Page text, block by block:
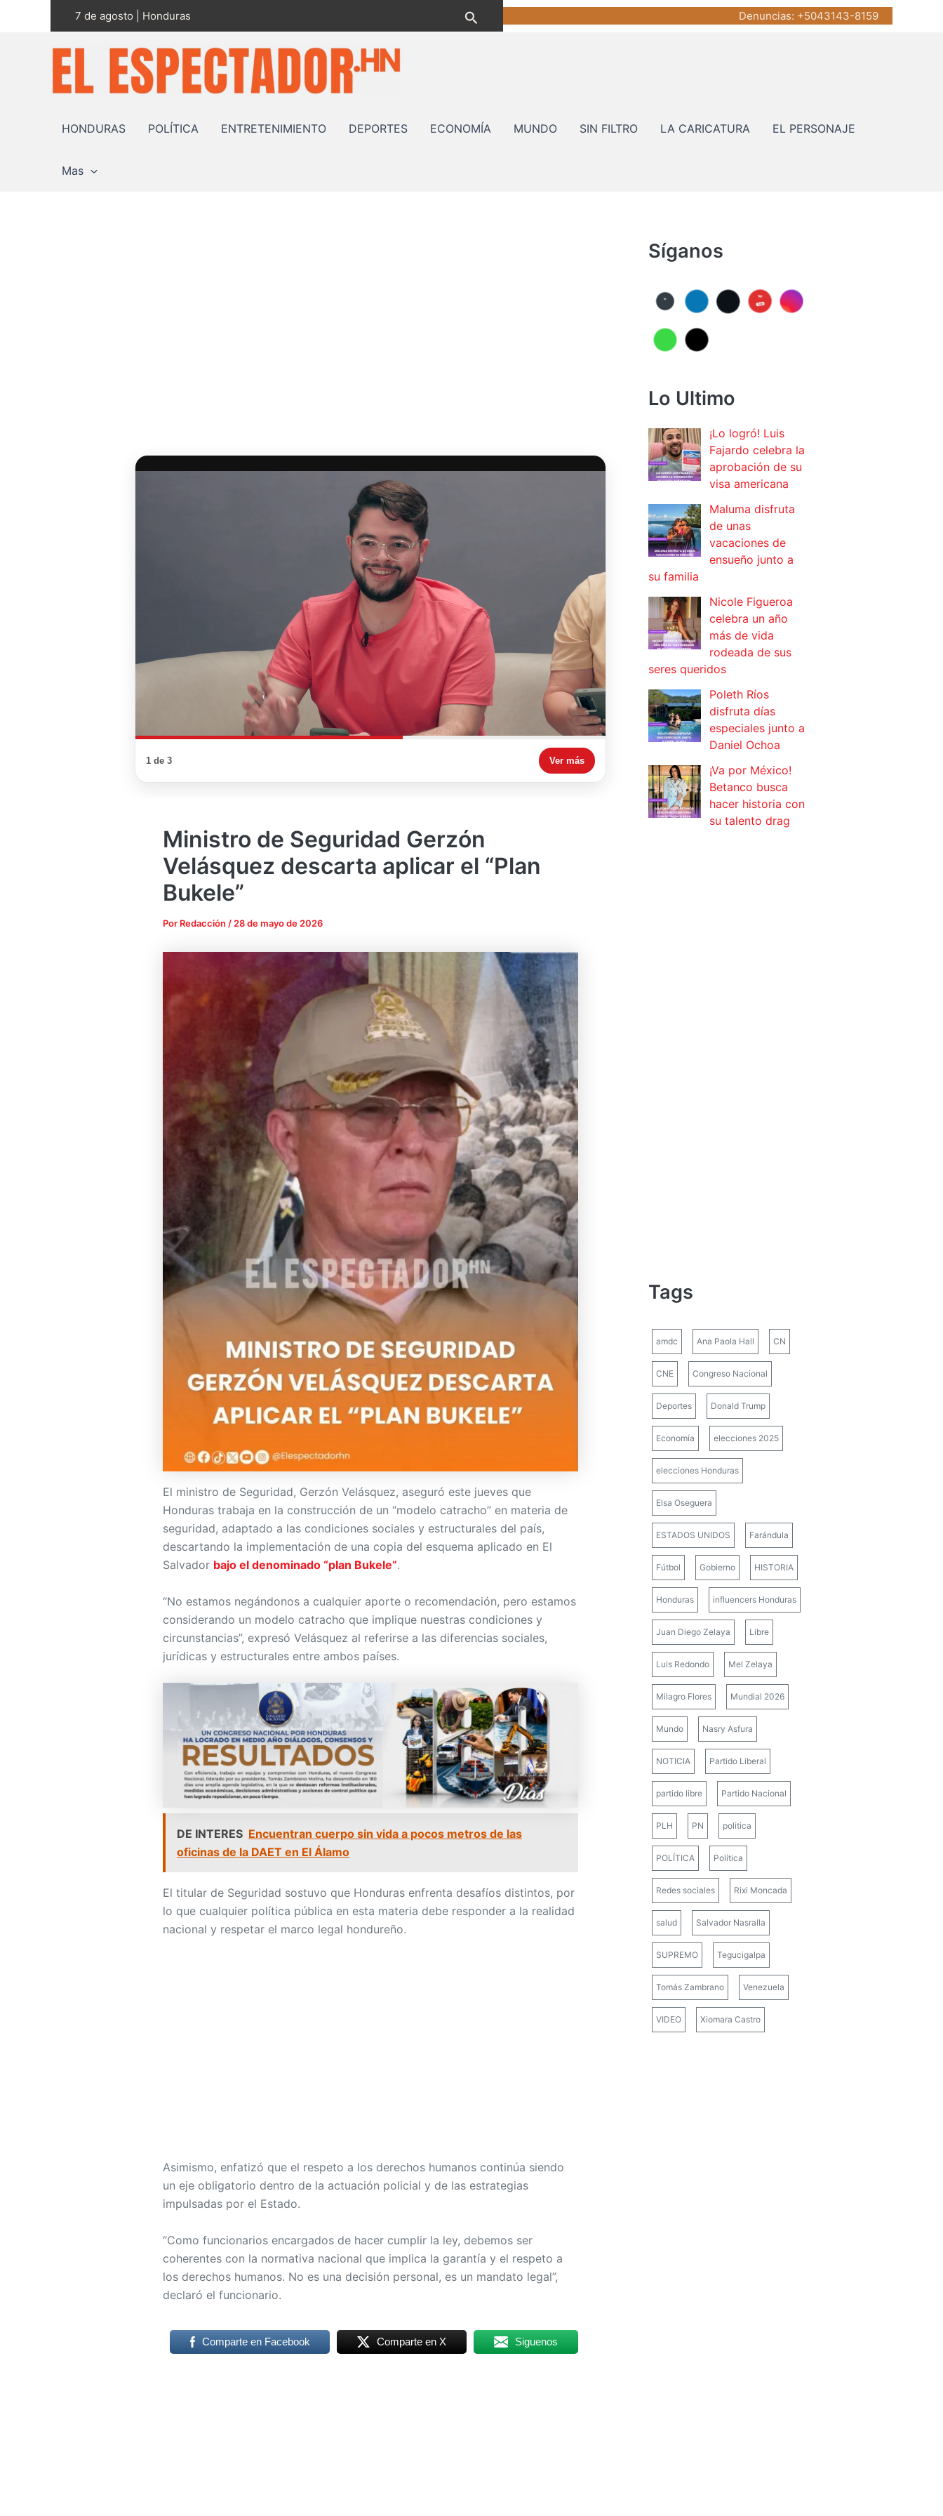
7 de agosto | Honduras Buscar Denuncias: +5043143-8159
HONDURAS POLÍTICA ENTRETENIMIENTO DEPORTES ECONOMÍA MUNDO SIN FILTRO LA CARICATURA EL PERSONAJE
Mas
1 de 3 Ver más
Ministro de Seguridad Gerzón
Velásquez descarta aplicar el “Plan
Bukele”
Por Redacción / 28 de mayo de 2026
El ministro de Seguridad, Gerzón Velásquez, aseguró este jueves que
Honduras trabaja en la construcción de un “modelo catracho” en materia de
seguridad, adaptado a las condiciones sociales y estructurales del país,
descartando la implementación de una copia del esquema aplicado en El
Salvador bajo el denominado “plan Bukele”.
“No estamos negándonos a cualquier aporte o recomendación, pero estamos
considerando un modelo catracho que implique nuestras condiciones y
circunstancias”, expresó Velásquez al referirse a las diferencias sociales,
jurídicas y estructurales entre ambos países.
DE INTERES Encuentran cuerpo sin vida a pocos metros de las
oficinas de la DAET en El Álamo
El titular de Seguridad sostuvo que Honduras enfrenta desafíos distintos, por
lo que cualquier política pública en esta materia debe responder a la realidad
nacional y respetar el marco legal hondureño.
Asimismo, enfatizó que el respeto a los derechos humanos continúa siendo
un eje obligatorio dentro de la actuación policial y de las estrategias
impulsadas por el Estado.
“Como funcionarios encargados de hacer cumplir la ley, debemos ser
coherentes con la normativa nacional que implica la garantía y el respeto a
los derechos humanos. No es una decisión personal, es un mandato legal”,
declaró el funcionario.
Comparte en Facebook Comparte en X Siguenos
Síganos
Lo Ultimo
¡Lo logró! Luis
Fajardo celebra la
aprobación de su
visa americana
Maluma disfruta
de unas
vacaciones de
ensueño junto a
su familia
Nicole Figueroa
celebra un año
más de vida
rodeada de sus
seres queridos
Poleth Ríos
disfruta días
especiales junto a
Daniel Ochoa
¡Va por México!
Betanco busca
hacer historia con
su talento drag
Tags
amdc Ana Paola Hall CN
CNE Congreso Nacional
Deportes Donald Trump
Economía elecciones 2025
elecciones Honduras
Elsa Oseguera
ESTADOS UNIDOS Farándula
Fútbol Gobierno HISTORIA
Honduras influencers Honduras
Juan Diego Zelaya Libre
Luis Redondo Mel Zelaya
Milagro Flores Mundial 2026
Mundo Nasry Asfura
NOTICIA Partido Liberal
partido libre Partido Nacional
PLH PN politica
POLÍTICA Política
Redes sociales Rixi Moncada
salud Salvador Nasralla
SUPREMO Tegucigalpa
Tomás Zambrano Venezuela
VIDEO Xiomara Castro